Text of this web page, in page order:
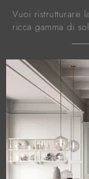
Vuoi ristrutturare
ricca gamma di